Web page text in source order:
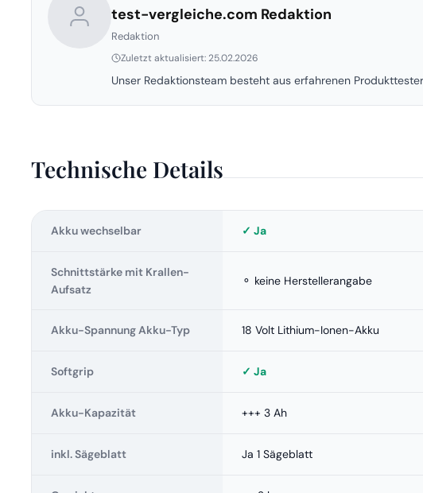
test-vergleiche.com Redaktion
Redaktion
Zuletzt aktualisiert: 25.02.2026
Unser Redaktionsteam besteht aus erfahrenen
Technische Details
Akku wechselbar ✓ Ja
Schnittstärke mit Krallen-
Aufsatz
⚬ keine Herstellerangabe
Akku-Spannung Akku-Typ 18 Volt Lithium-Ionen-Akku
Softgrip ✓ Ja
Akku-Kapazität +++ 3 Ah
inkl. Sägeblatt Ja 1 Sägeblatt